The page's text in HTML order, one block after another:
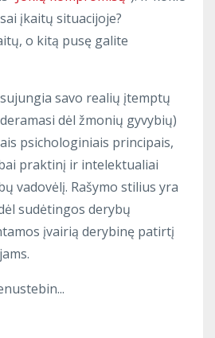
įkaitų situacijoje?
o kitą pusę galite
savo realių įtemptų
dėl žmonių gyvybių)
psichologiniais principais,
praktinį ir intelektualiai
vadovėlį. Rašymo stilius yra
sudėtingos derybų
įvairią derybinę patirtį